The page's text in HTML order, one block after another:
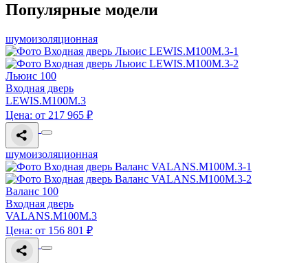
Популярные модели
шумоизоляционная
Льюис 100
Входная дверь
LEWIS.M100M.3
Цена: от 217 965 ₽
шумоизоляционная
Валанс 100
Входная дверь
VALANS.M100M.3
Цена: от 156 801 ₽